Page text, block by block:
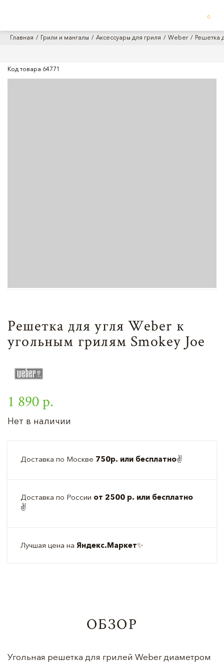
0
Главная Грили и мангалы Аксессуары для гриля Weber Решетка
Код товара 64771
Решетка для угля Weber к
угольным грилям Smokey Joe
1 890 р.
Нет в наличии
Доставка по Москве 750р. или бесплатно✌️
Доставка по России от 2500 р. или бесплатно
✌️
Лучшая цена на Яндекс.Маркет✨
ОБЗОР
Угольная решетка для грилей Weber диаметром